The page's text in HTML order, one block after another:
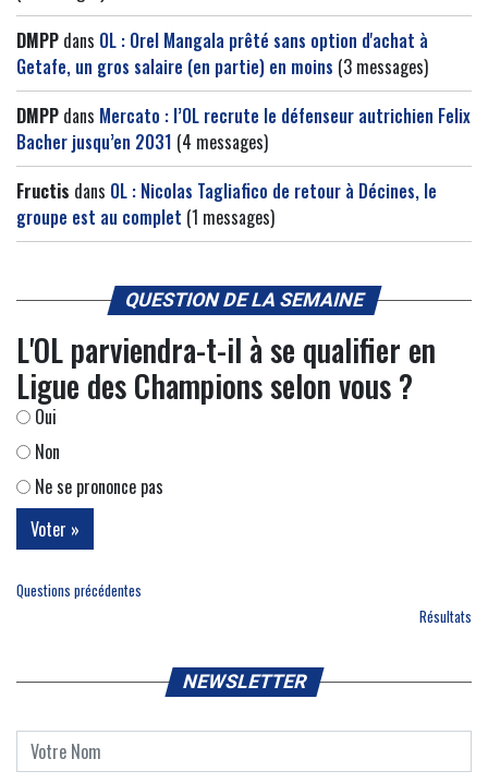
DMPP dans OL : Orel Mangala prêté sans option d'achat à
Getafe, un gros salaire (en partie) en moins (3 messages)
DMPP dans Mercato : l’OL recrute le défenseur autrichien Felix
Bacher jusqu’en 2031 (4 messages)
Fructis dans OL : Nicolas Tagliafico de retour à Décines, le
groupe est au complet (1 messages)
QUESTION DE LA SEMAINE
L'OL parviendra-t-il à se qualifier en
Ligue des Champions selon vous ?
Oui
Non
Ne se prononce pas
Questions précédentes
Résultats
NEWSLETTER